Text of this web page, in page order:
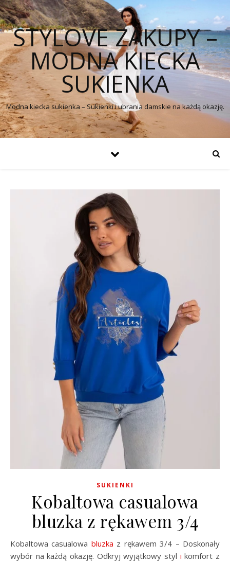
STYLOVE ZAKUPY –
MODNA KIECKA
SUKIENKA
Modna kiecka sukienka – Sukienki i ubrania damskie na każdą okazję.
SUKIENKI
Kobaltowa casualowa
bluzka z rękawem 3/4
Kobaltowa casualowa bluzka z rękawem 3/4 – Doskonały
wybór na każdą okazję. Odkryj wyjątkowy styl i komfort z